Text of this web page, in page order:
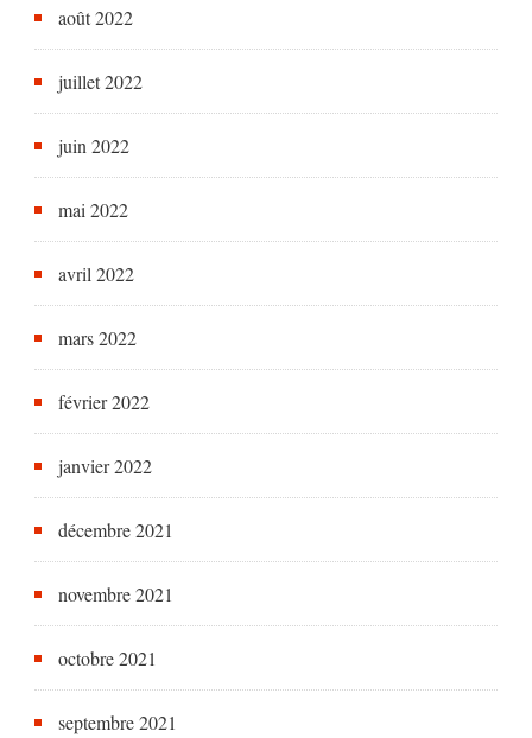
août 2022
juillet 2022
juin 2022
mai 2022
avril 2022
mars 2022
février 2022
janvier 2022
décembre 2021
novembre 2021
octobre 2021
septembre 2021